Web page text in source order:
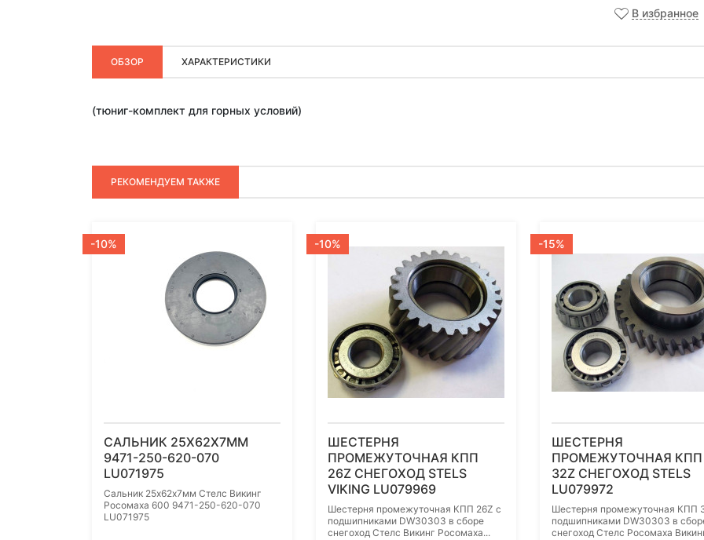
В избранное
ОБЗОР ХАРАКТЕРИСТИКИ
(тюниг-комплект для горных условий)
РЕКОМЕНДУЕМ ТАКЖЕ
-10%
САЛЬНИК 25Х62Х7ММ
9471-250-620-070
LU071975
Сальник 25х62х7мм Стелс Викинг
Росомаха 600 9471-250-620-070
LU071975
-10%
ШЕСТЕРНЯ
ПРОМЕЖУТОЧНАЯ КПП
26Z СНЕГОХОД STELS
VIKING LU079969
Шестерня промежуточная КПП 26Z с
подшипниками DW30303 в сборе
снегоход Стелс Викинг Росомаха...
-15%
ШЕСТЕРНЯ
ПРОМЕЖУТОЧНАЯ КПП
32Z СНЕГОХОД STELS
LU079972
Шестерня промежуточная КПП
подшипниками DW30303 в
снегоход Стелс Росомаха